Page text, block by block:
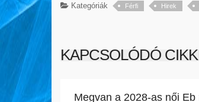
Kategóriák Férfi Hirek
KAPCSOLÓDÓ
Megvan a 2028-as női Eb